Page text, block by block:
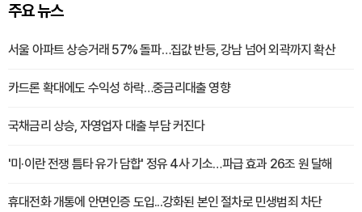
주요 뉴스
서울 아파트 상승거래 57% 돌파…집값 반등, 강남 넘어 외곽까지 확산
카드론 확대에도 수익성 하락…중금리대출 영향
국채금리 상승, 자영업자 대출 부담 커진다
'미·이란 전쟁 틈타 유가 담합' 정유 4사 기소…파급 효과 26조 원 달해
휴대전화 개통에 안면인증 도입...강화된 본인 절차로 민생범죄 차단